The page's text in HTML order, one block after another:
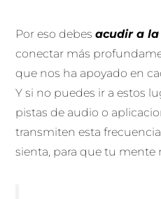
Por eso debesacudir a
conectar más
que nos ha apoyado en
Y si no puedes ir a estos
pistas de audio o
transmiten esta
sienta, para que tu mente